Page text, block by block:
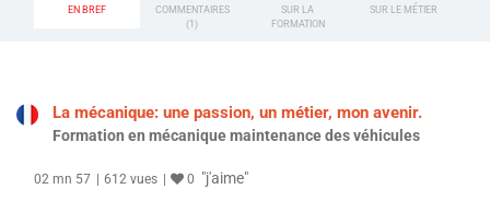
EN BREF
COMMENTAIRES
(1)
SUR LA
FORMATION
SUR LE MÉTIER
La mécanique: une passion, un métier, mon avenir.
Formation en mécanique maintenance des véhicules
02 mn 57 612 vues 0 "j'aime"